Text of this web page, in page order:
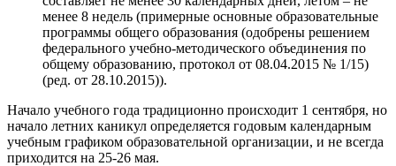
менее 8 недель (примерные основные образовательные
программы общего образования (одобрены решением
федерального учебно-методического объединения по
общему образованию, протокол от 08.04.2015 № 1/15)
(ред. от 28.10.2015)).
Начало учебного года традиционно происходит 1 сентября, но
начало летних каникул определяется годовым календарным
учебным графиком образовательной организации, и не всегда
приходится на 25-26 мая.